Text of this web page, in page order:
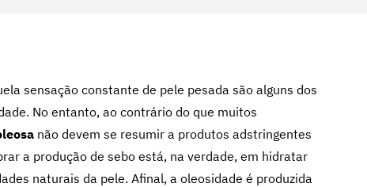
sensação constante de pele pesada são alguns dos
No entanto, ao contrário do que muitos
não devem se resumir a produtos adstringentes
a produção de sebo está, na verdade, em hidratar
naturais da pele. Afinal, a oleosidade é produzida